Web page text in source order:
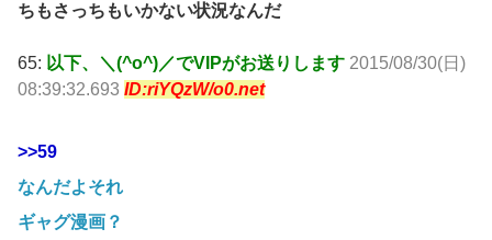
ちもさっちもいかない状況なんだ
65: 以下、＼(^o^)／でVIPがお送りします 2015/08/30(日)
08:39:32.693 ID:riYQzW/o0.net
>>59
なんだよそれ
ギャグ漫画？